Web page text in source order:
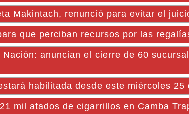
Makintach, renunció para evitar el
que perciban recursos por las
anuncian el cierre de 60
habilitada desde este miércoles 25
mil atados de cigarrillos en Camba